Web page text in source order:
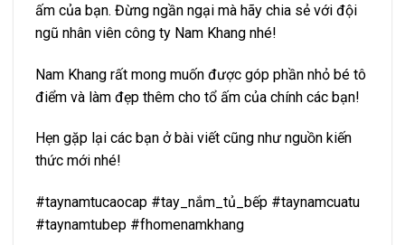
ấm của bạn. Đừng ngần ngại mà hãy chia sẻ với đội
ngũ nhân viên công ty Nam Khang nhé!
Nam Khang rất mong muốn được góp phần nhỏ bé tô
điểm và làm đẹp thêm cho tổ ấm của chính các bạn!
Hẹn gặp lại các bạn ở bài viết cũng như nguồn kiến
thức mới nhé!
#taynamtucaocap #tay_nắm_tủ_bếp #taynamcuatu
#taynamtubep #fhomenamkhang